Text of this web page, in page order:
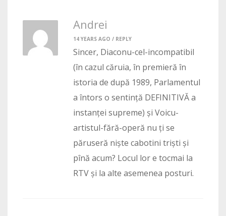
Andrei
14 YEARS AGO / REPLY
Sincer, Diaconu-cel-incompatibil
(în cazul căruia, în premieră în
istoria de după 1989, Parlamentul
a întors o sentință DEFINITIVĂ a
instanței supreme) și Voicu-
artistul-fără-operă nu ți se
păruseră niște cabotini triști și
pînă acum? Locul lor e tocmai la
RTV și la alte asemenea posturi.